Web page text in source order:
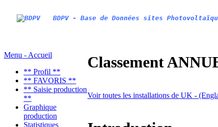
BDPV - Base de Données sites
Menu - Accueil
** Profil **
** FAVORIS **
** Saisie production
**
Graphique
production
Statistiques
Classement
Voir toutes les installations de UK -